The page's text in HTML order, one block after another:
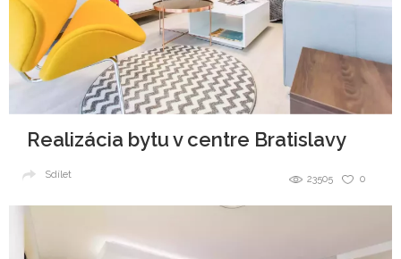
Realizácia bytu v centre Bratislavy
0
23505
Sdílet